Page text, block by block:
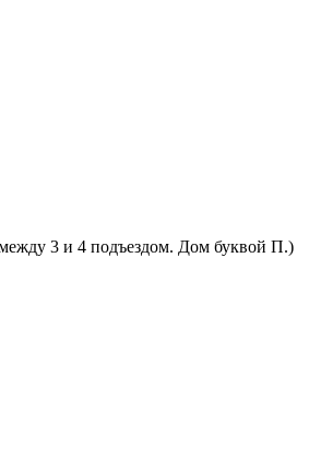
3 и 4 подъездом. Дом буквой П.)